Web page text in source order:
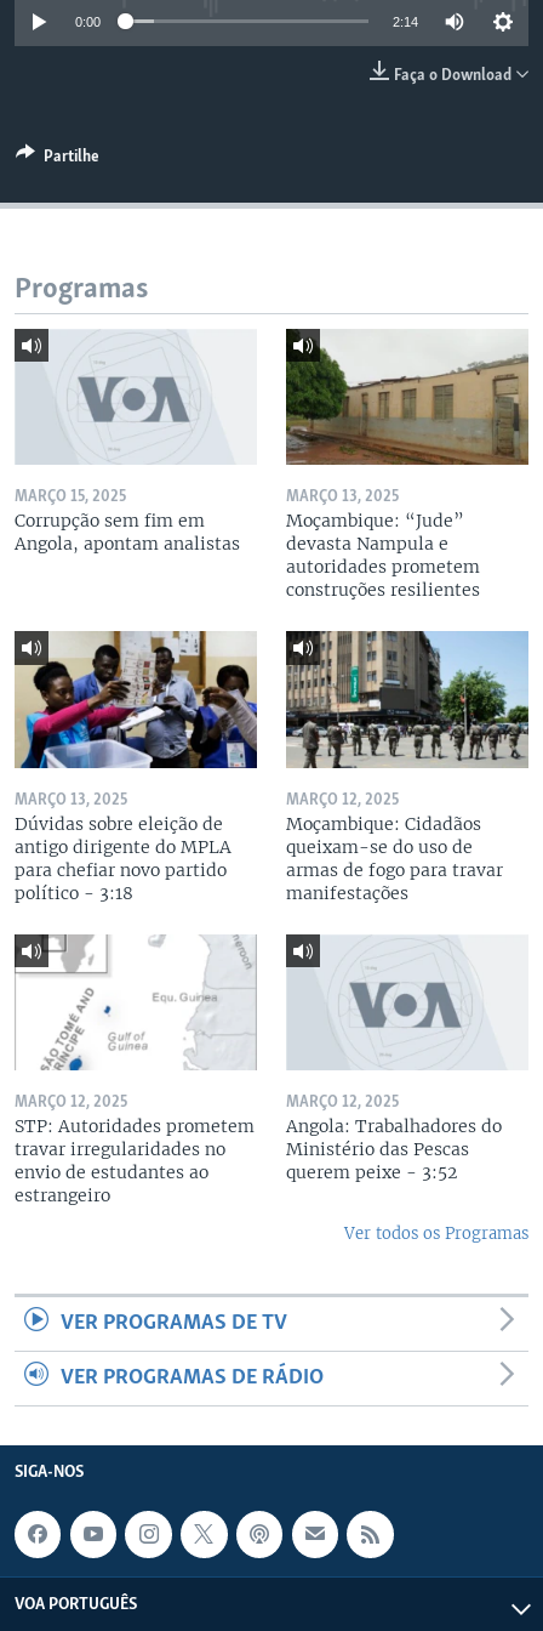
0:00 2:14
Faça o Download
Partilhe
Programas
MARÇO 15, 2025
Corrupção sem fim em
Angola, apontam analistas
MARÇO 13, 2025
Moçambique: “Jude”
devasta Nampula e
autoridades prometem
construções resilientes
MARÇO 13, 2025
Dúvidas sobre eleição de
antigo dirigente do MPLA
para chefiar novo partido
político - 3:18
MARÇO 12, 2025
Moçambique: Cidadãos
queixam-se do uso de
armas de fogo para travar
manifestações
MARÇO 12, 2025
STP: Autoridades prometem
travar irregularidades no
envio de estudantes ao
estrangeiro
MARÇO 12, 2025
Angola: Trabalhadores do
Ministério das Pescas
querem peixe - 3:52
Ver todos os Programas
VER PROGRAMAS DE TV
VER PROGRAMAS DE RÁDIO
SIGA-NOS
VOA PORTUGUÊS